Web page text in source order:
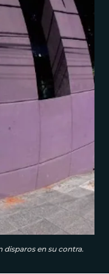
disparos en su contra.